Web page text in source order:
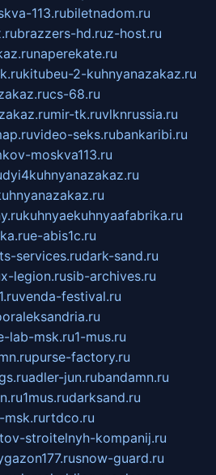
113.rubiletnadom.ru
brazzers-hd.ruz-host.ru
naperekate.ru
kitubeu-2-kuhnyanazakaz.ru
cs-68.ru
mir-tk.ruvlknrussia.ru
video-seks.rubankaribi.ru
moskva113.ru
kuhnyaekuhnyaafabrika.ru
e-abis1c.ru
services.rudark-sand.ru
x-legion.rusib-archives.ru
venda-festival.ru
lab-msk.ru1-mus.ru
purse-factory.ru
adler-jun.rubandamn.ru
1mus.rudarksand.ru
msk.rurtdco.ru
stroitelnyh-kompanij.ru
snow-guard.ru